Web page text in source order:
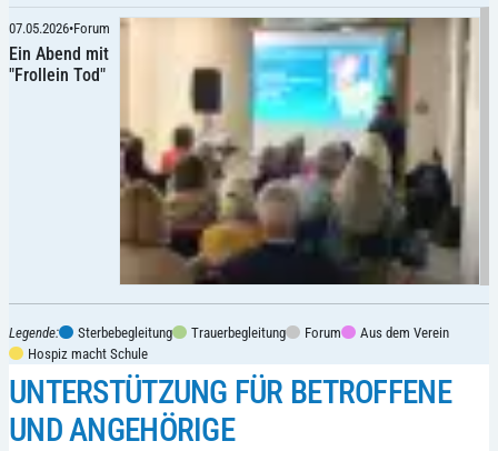
07.05.2026•Forum
Ein Abend mit
"Frollein Tod"
Legende: Sterbebegleitung Trauerbegleitung Forum
Aus dem Verein
Hospiz macht Schule
UNTERSTÜTZUNG FÜR BETROFFENE
UND ANGEHÖRIGE